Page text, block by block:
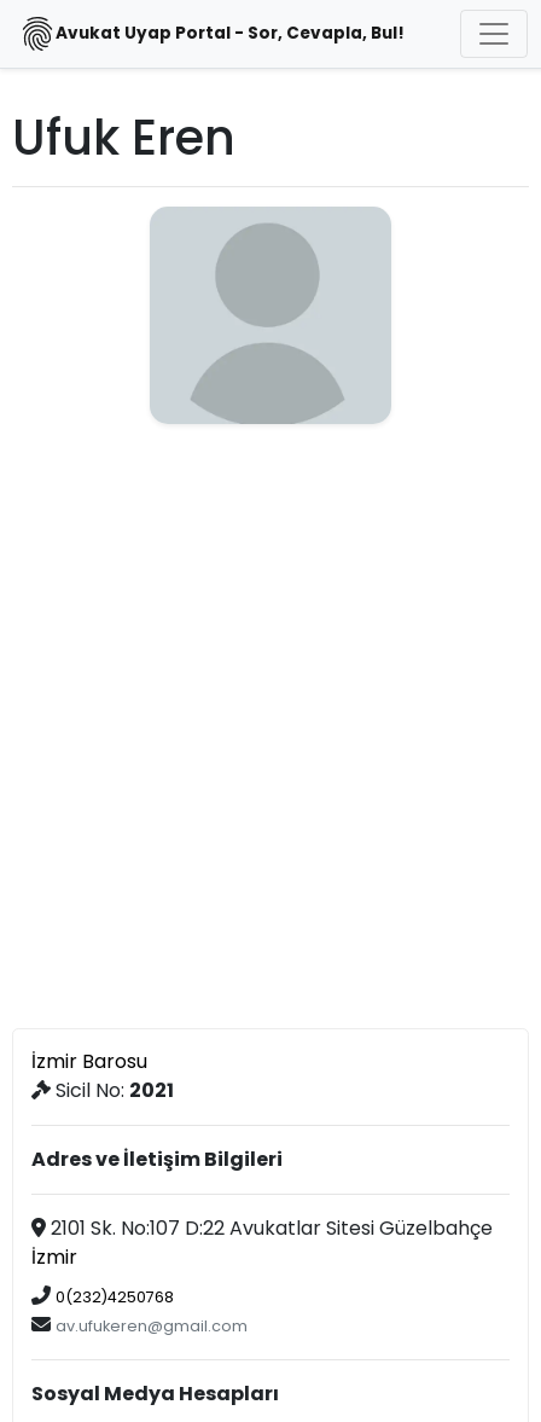
Avukat Uyap Portal - Sor, Cevapla, Bul!
Ufuk Eren
İzmir Barosu
Sicil No: 2021
Adres ve İletişim Bilgileri
2101 Sk. No:107 D:22 Avukatlar Sitesi Güzelbahçe
İzmir
0(232)4250768
av.ufukeren@gmail.com
Sosyal Medya Hesapları